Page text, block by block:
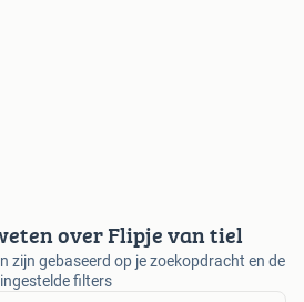
over Flipje van tiel
zijn gebaseerd op je zoekopdracht en de
ingestelde filters